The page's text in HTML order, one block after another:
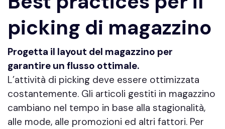
picking di magazzino
Progetta il layout del magazzino per
garantire un flusso ottimale.
L’attività di picking deve essere ottimizzata
costantemente. Gli articoli gestiti in magazzino
cambiano nel tempo in base alla stagionalità,
alle mode, alle promozioni ed altri fattori. Per